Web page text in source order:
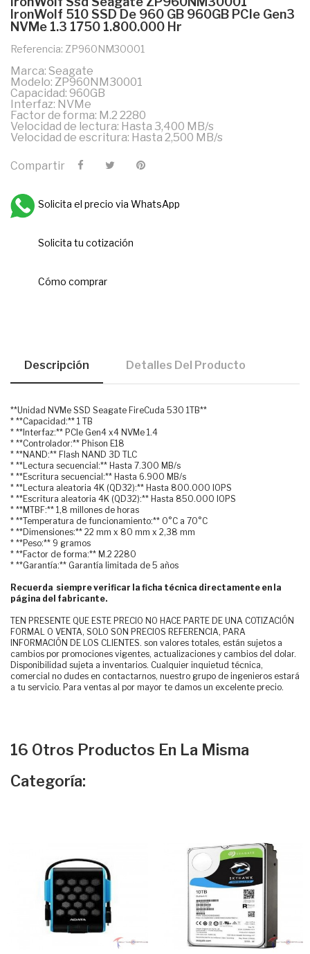
IronWolf 510 SSD De 960 GB 960GB PCIe Gen3
NVMe 1.3 1750 1.800.000 Hr
Referencia: ZP960NM30001
Marca: Seagate
Modelo: ZP960NM30001
Capacidad: 960GB
Interfaz: NVMe
Factor de forma: M.2 2280
Velocidad de lectura: Hasta 3,400 MB/s
Velocidad de escritura: Hasta 2,500 MB/s
Compartir
Solicita el precio via WhatsApp
Solicita tu cotización
Cómo comprar
Descripción Detalles Del Producto
**Unidad NVMe SSD Seagate FireCuda 530 1TB**
* **Capacidad:** 1 TB
* **Interfaz:** PCIe Gen4 x4 NVMe 1.4
* **Controlador:** Phison E18
* **NAND:** Flash NAND 3D TLC
* **Lectura secuencial:** Hasta 7.300 MB/s
* **Escritura secuencial:** Hasta 6.900 MB/s
* **Lectura aleatoria 4K (QD32):** Hasta 800.000 IOPS
* **Escritura aleatoria 4K (QD32):** Hasta 850.000 IOPS
* **MTBF:** 1,8 millones de horas
* **Temperatura de funcionamiento:** 0°C a 70°C
* **Dimensiones:** 22 mm x 80 mm x 2,38 mm
* **Peso:** 9 gramos
* **Factor de forma:** M.2 2280
* **Garantía:** Garantía limitada de 5 años
Recuerda siempre verificar la ficha técnica directamente en la
página del fabricante.
TEN PRESENTE QUE ESTE PRECIO NO HACE PARTE DE UNA COTIZACIÓN
FORMAL O VENTA, SOLO SON PRECIOS REFERENCIA, PARA
INFORMACIÓN DE LOS CLIENTES. son valores totales, están sujetos a
cambios por promociones vigentes, actualizaciones y cambios del dolar.
Disponibilidad sujeta a inventarios. Cualquier inquietud técnica,
comercial no dudes en contactarnos, nuestro grupo de ingenieros estará
a tu servicio. Para ventas al por mayor te damos un excelente precio.
16 Otros Productos En La Misma
Categoría: